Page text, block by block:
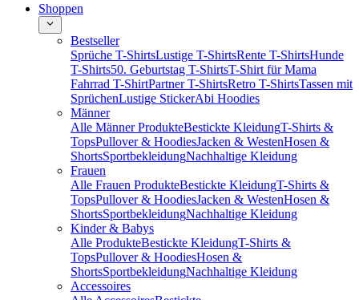
Shoppen
Bestseller
Sprüche T-ShirtsLustige T-ShirtsRente T-ShirtsHunde
T-Shirts50. Geburtstag T-ShirtsT-Shirt für Mama
Fahrrad T-ShirtPartner T-ShirtsRetro T-ShirtsTassen mit
SprüchenLustige StickerAbi Hoodies
Männer
Alle Männer ProdukteBestickte KleidungT-Shirts &
TopsPullover & HoodiesJacken & WestenHosen &
ShortsSportbekleidungNachhaltige Kleidung
Frauen
Alle Frauen ProdukteBestickte KleidungT-Shirts &
TopsPullover & HoodiesJacken & WestenHosen &
ShortsSportbekleidungNachhaltige Kleidung
Kinder & Babys
Alle ProdukteBestickte KleidungT-Shirts &
TopsPullover & HoodiesHosen &
ShortsSportbekleidungNachhaltige Kleidung
Accessoires